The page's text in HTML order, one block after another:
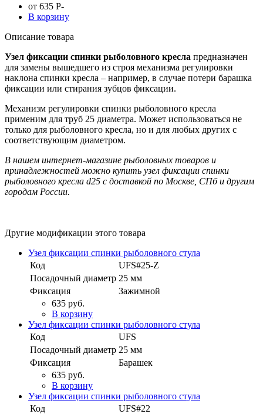
от 635 Р-
В корзину
Описание товара
Узел фиксации спинки рыболовного кресла предназначен
для замены вышедшего из строя механизма регулировки
наклона спинки кресла – например, в случае потери барашка
фиксации или стирания зубцов фиксации.
Механизм регулировки спинки рыболовного кресла
применим для труб 25 диаметра. Может использоваться не
только для рыболовного кресла, но и для любых других с
соответствующим диаметром.
В нашем интернет-магазине рыболовных товаров и
принадлежностей можно купить узел фиксации спинки
рыболовного кресла d25 с доставкой по Москве, СПб и другим
городам России.
Другие модификации этого товара
Узел фиксации спинки рыболовного стула
Код
UFS#25-Z
Посадочный диаметр 25 мм
Фиксация
Зажимной
635 руб.
В корзину
Узел фиксации спинки рыболовного стула
Код
UFS
Посадочный диаметр 25 мм
Фиксация
Барашек
635 руб.
В корзину
Узел фиксации спинки рыболовного стула
Код
UFS#22